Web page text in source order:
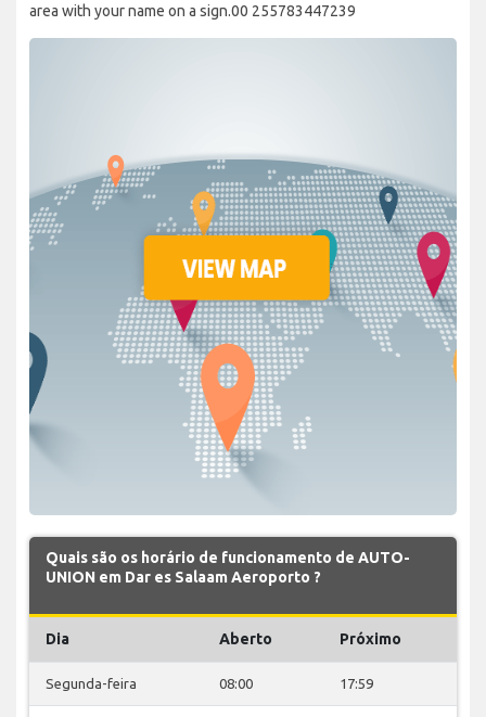
area with your name on a sign.00 255783447239
Quais são os horário de funcionamento de AUTO-
UNION em Dar es Salaam Aeroporto ?
Dia Aberto Próximo
Segunda-feira 08:00 17:59